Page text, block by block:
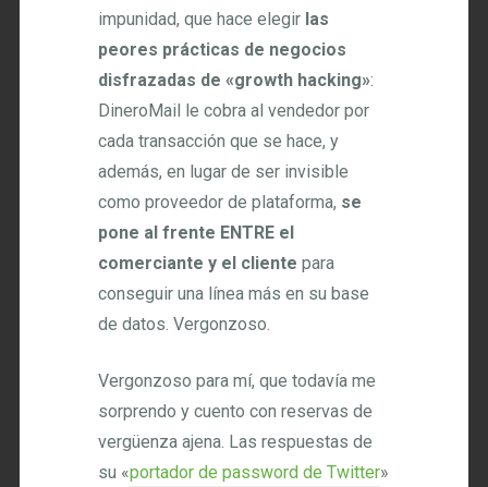
impunidad, que hace elegir las
peores prácticas de negocios
disfrazadas de «growth hacking»:
DineroMail le cobra al vendedor por
cada transacción que se hace, y
además, en lugar de ser invisible
como proveedor de plataforma, se
pone al frente ENTRE el
comerciante y el cliente para
conseguir una línea más en su base
de datos. Vergonzoso.
Vergonzoso para mí, que todavía me
sorprendo y cuento con reservas de
vergüenza ajena. Las respuestas de
su «portador de password de Twitter»